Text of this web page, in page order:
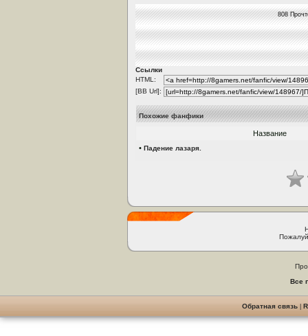
808
Ссылки
HTML:
[BB Url]:
Похожие фанфики
Название
• Падение лазаря.
Все
Обратная связь